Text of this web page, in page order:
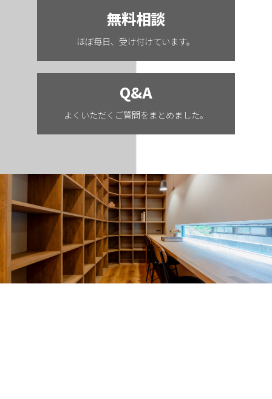
無料相談
ほぼ毎日、受け付けています。
Q&A
よくいただくご質問をまとめました。